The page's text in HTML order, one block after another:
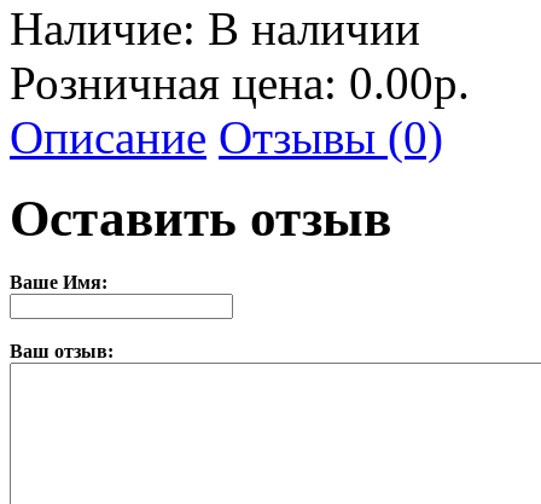
Наличие: В наличии
Розничная цена: 0.00р.
Описание Отзывы (0)
Оставить отзыв
Ваше Имя:
Ваш отзыв: